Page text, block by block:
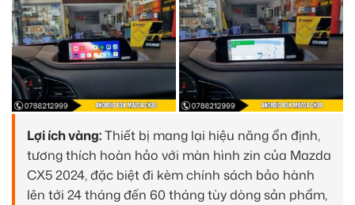
Lợi ích vàng:Thiết bị mang lại hiệu năng ổn định,
tương thích hoàn hảo với màn hình zin của Mazda
CX5 2024, đặc biệt đi kèm chính sách bảo hành
lên tới 24 tháng đến 60 tháng tùy dòng sản phẩm,